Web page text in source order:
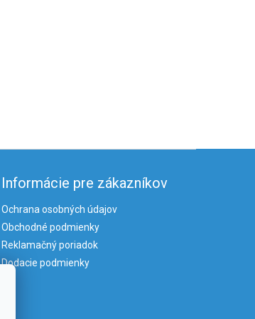
Informácie pre zákazníkov
Ochrana osobných údajov
Obchodné podmienky
Reklamačný poriadok
Dodacie podmienky